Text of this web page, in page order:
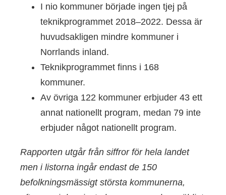
I nio kommuner började ingen tjej på
teknikprogrammet 2018–2022. Dessa är
huvudsakligen mindre kommuner i
Norrlands inland.
Teknikprogrammet finns i 168
kommuner.
Av övriga 122 kommuner erbjuder 43 ett
annat nationellt program, medan 79 inte
erbjuder något nationellt program.
Rapporten utgår från siffror för hela landet
men i listorna ingår endast de 150
befolkningsmässigt största kommunerna,